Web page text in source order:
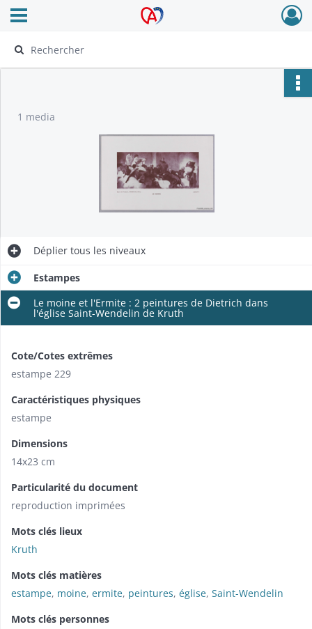
Archives Alsace - Colmar
Ouvrir le menu déroulant
1 media
Déplier tous les niveaux
Estampes
Le moine et l'Ermite : 2 peintures de Dietrich dans
l'église Saint-Wendelin de Kruth
Cote/Cotes extrêmes
estampe 229
Caractéristiques physiques
estampe
Dimensions
14x23 cm
Particularité du document
reproduction imprimées
Mots clés lieux
Kruth
Mots clés matières
estampe, moine, ermite, peintures, église, Saint-Wendelin
Mots clés personnes